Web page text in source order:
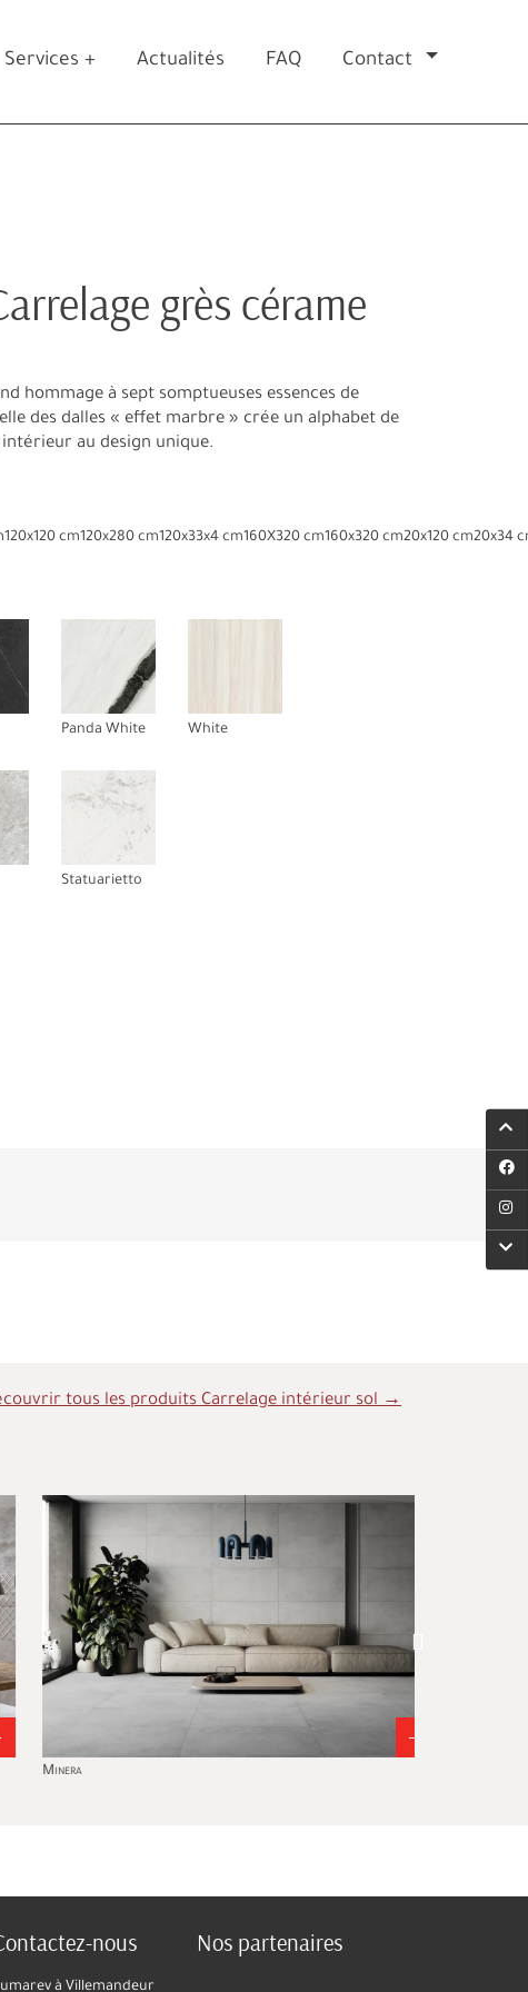
grès cérame
hommage à sept somptueuses essences de
des dalles « effet marbre » crée un alphabet de
au design unique.
120x120 cm120x280 cm120x33x4 cm160X320 cm160x320 cm20x120 cm20x34
Panda White
Statuarietto
White
tous les produits Carrelage intérieur sol →
Minera
nous
à Villemandeur
Nos partenaires
Services + Actualités FAQ Contact